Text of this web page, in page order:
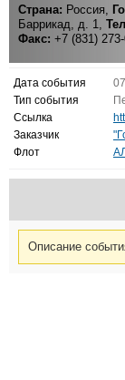
Работа
Крюинг
Реклама
Страна: Россия,
Баррикад, д. 1,
Факс: +7 (831)
Дата события
Тип события
Ссылка
Заказчик
Флот
Описание